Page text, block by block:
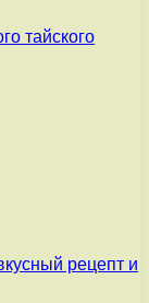
тайского
рецепт и